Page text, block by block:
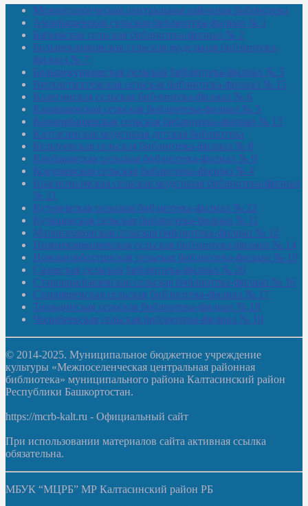
Межпоселенческая центральная районная библиотека
Амзибашевская сельская библиотека-филиал № 1
Бабаевская сельская библиотека-филиал № 2
Большекачаковская сельская модельная библиотека-
филиал № 7
Большекуразовская сельская библиотека-филиал № 3
Верхнетыхтемская сельская библиотека-филиал № 15
Калегинская сельская библиотека-филиал № 6
Калмашевская сельская библиотека-филиал № 5
Калмиябашевская сельская библиотека-филиал № 13
Калтасинская модельная детская библиотека
Кельтеевская сельская библиотека-филиал № 8
Киебаковская сельская библиотека-филиал № 9
Кокушевская сельская библиотека-филиал № 4
Краснохолмская сельская модельная библиотека-филиал
№ 21
Кутеремская сельская библиотека-филиал № 22
Кучашевская сельская библиотека-филиал № 11
Малокачаковская сельская библиотека-филиал № 12
Нижнекачмашевская сельская библиотека-филиал № 14
Новокильбахтинская сельская библиотека-филиал № 19
Сазовская сельская библиотека-филиал № 20
Староорьебашевская сельская библиотека-филиал № 16
Старояшевская сельская библиотека-филиал № 17
Тюльдинская сельская библиотека-филиал № 18
Чилибеевская сельская библиотека-филиал № 10
© 2014-2025. Муниципальное бюджетное учреждение
культуры «Межпоселенческая центральная районная
библиотека» муниципального района Калтасинский район
Республики Башкортостан.
https://mcrb-kalt.ru - Официальный сайт
При использовании материалов сайта активная ссылка
обязательна.
МБУК “МЦРБ” МР Калтасинский район РБ